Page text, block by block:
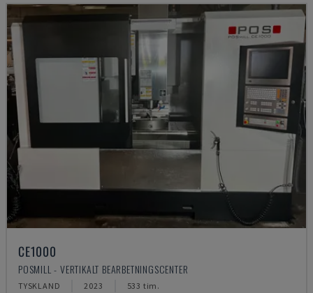
CE1000
POSMILL - VERTIKALT BEARBETNINGSCENTER
TYSKLAND 2023 533 tim.